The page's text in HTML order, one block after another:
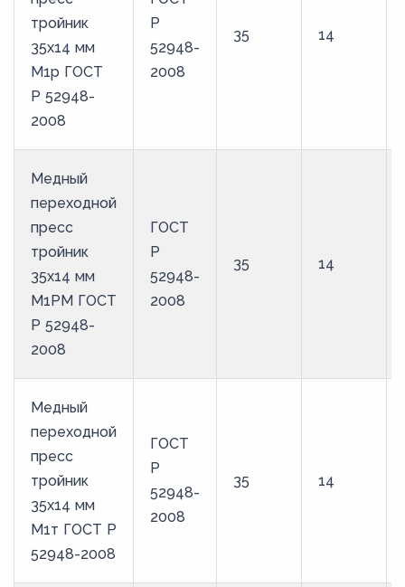
тройник
35х14 мм
М1р ГОСТ
Р 52948-
2008
Р
52948-
2008
35 14
Медный
переходной
пресс
тройник
35х14 мм
М1РМ ГОСТ
Р 52948-
2008
ГОСТ
Р
52948-
2008
35 14
Медный
переходной
пресс
тройник
35х14 мм
М1т ГОСТ Р
52948-2008
ГОСТ
Р
52948-
2008
35 14